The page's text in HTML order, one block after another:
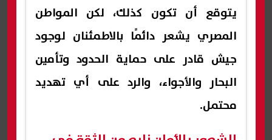
يتوقع أن تكون كذلك، لكن المواطن
المصري يشعر دائمًا بالاطمئنان لوجود
جيش قادر على حماية الحدود وتأمين
البحار والأجواء، والرد على أي تهديد
محتمل.